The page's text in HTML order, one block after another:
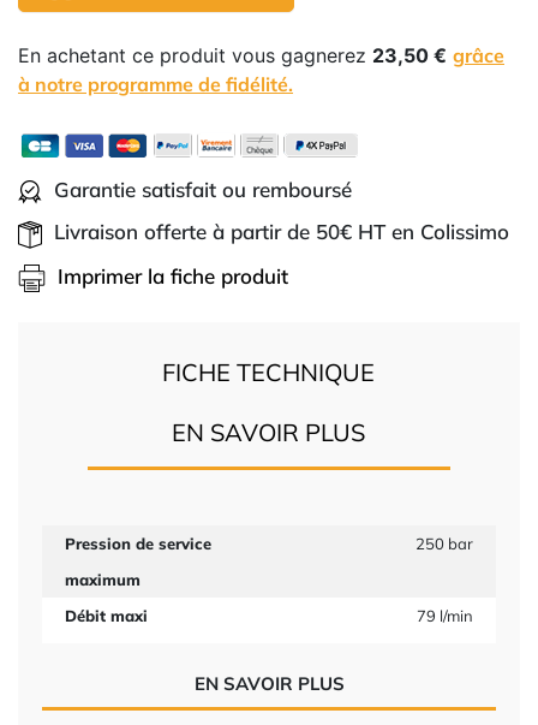
En achetant ce produit vous gagnerez 23,50 € grâce
à notre programme de fidélité.
Garantie satisfait ou remboursé
Livraison offerte à partir de 50€ HT en Colissimo
Imprimer la fiche produit
FICHE TECHNIQUE
EN SAVOIR PLUS
Pression de service
maximum
250 bar
Débit maxi 79 l/min
EN SAVOIR PLUS